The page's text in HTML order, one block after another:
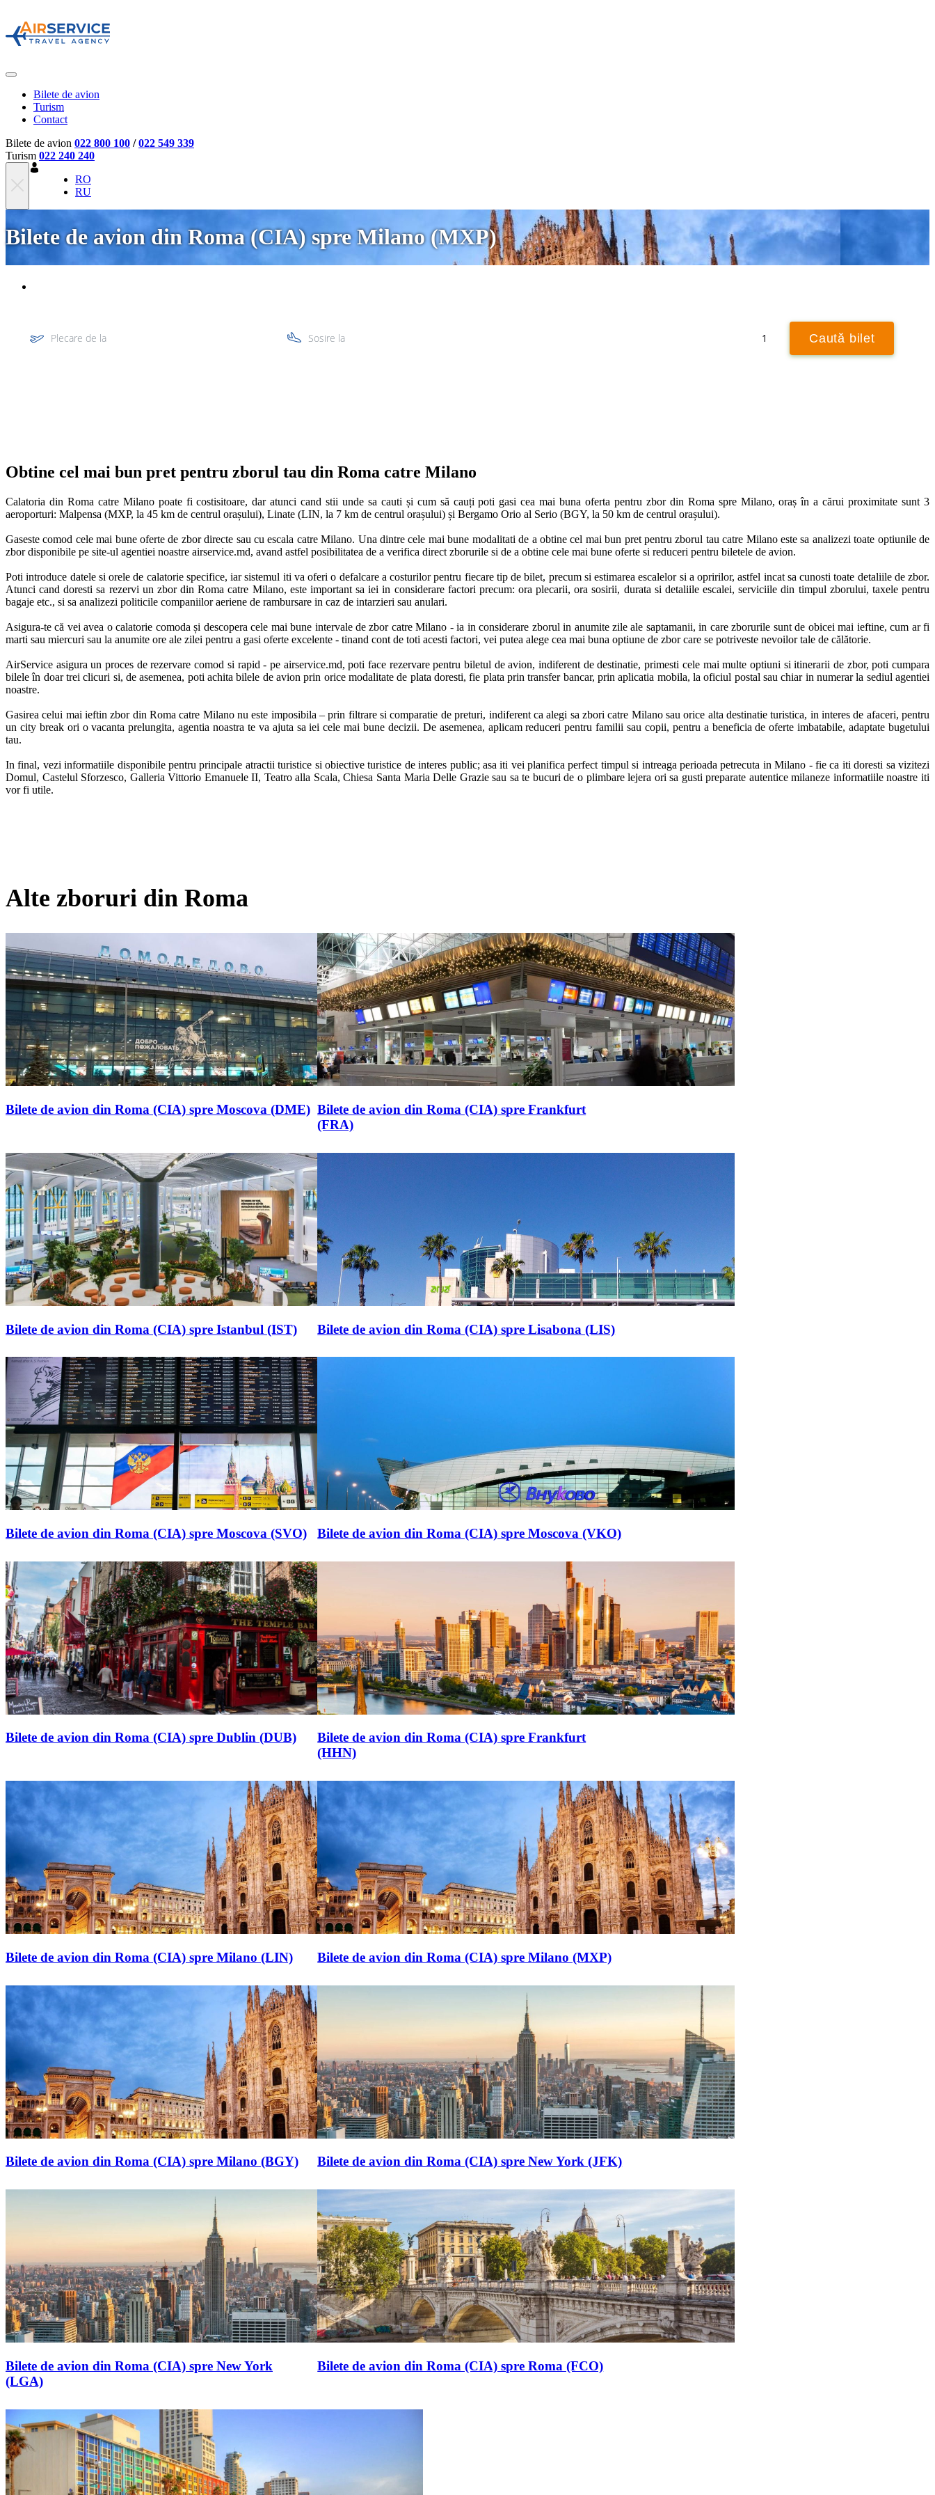
Bilete de avion
Turism
Contact
Bilete de avion 022 800 100 /022 549 339
Turism 022 240 240
RO
RU
Bilete de avion din Roma (CIA) spre Milano (MXP)
Plecare de la Sosire la 1 Caută bilet
Obtine cel mai bun pret pentru zborul tau din Roma catre Milano
Calatoria din Roma catre Milano poate fi costisitoare, dar atunci cand stii unde sa cauti și cum să cauți poti gasi cea mai buna oferta pentru zbor din Roma spre Milano, oraș în a cărui proximitate sunt 3
aeroporturi: Malpensa (MXP, la 45 km de centrul orașului), Linate (LIN, la 7 km de centrul orașului) și Bergamo Orio al Serio (BGY, la 50 km de centrul orașului).
Gaseste comod cele mai bune oferte de zbor directe sau cu escala catre Milano. Una dintre cele mai bune modalitati de a obtine cel mai bun pret pentru zborul tau catre Milano este sa analizezi toate optiunile de
zbor disponibile pe site-ul agentiei noastre airservice.md, avand astfel posibilitatea de a verifica direct zborurile si de a obtine cele mai bune oferte si reduceri pentru biletele de avion.
Poti introduce datele si orele de calatorie specifice, iar sistemul iti va oferi o defalcare a costurilor pentru fiecare tip de bilet, precum si estimarea escalelor si a opririlor, astfel incat sa cunosti toate detaliile de zbor.
Atunci cand doresti sa rezervi un zbor din Roma catre Milano, este important sa iei in considerare factori precum: ora plecarii, ora sosirii, durata si detaliile escalei, serviciile din timpul zborului, taxele pentru
bagaje etc., si sa analizezi politicile companiilor aeriene de rambursare in caz de intarzieri sau anulari.
Asigura-te că vei avea o calatorie comoda și descopera cele mai bune intervale de zbor catre Milano - ia in considerare zborul in anumite zile ale saptamanii, in care zborurile sunt de obicei mai ieftine, cum ar fi
marti sau miercuri sau la anumite ore ale zilei pentru a gasi oferte excelente - tinand cont de toti acesti factori, vei putea alege cea mai buna optiune de zbor care se potriveste nevoilor tale de călătorie.
AirService asigura un proces de rezervare comod si rapid - pe airservice.md, poti face rezervare pentru biletul de avion, indiferent de destinatie, primesti cele mai multe optiuni si itinerarii de zbor, poti cumpara
bilele în doar trei clicuri si, de asemenea, poti achita bilele de avion prin orice modalitate de plata doresti, fie plata prin transfer bancar, prin aplicatia mobila, la oficiul postal sau chiar in numerar la sediul agentiei
noastre.
Gasirea celui mai ieftin zbor din Roma catre Milano nu este imposibila – prin filtrare si comparatie de preturi, indiferent ca alegi sa zbori catre Milano sau orice alta destinatie turistica, in interes de afaceri, pentru
un city break ori o vacanta prelungita, agentia noastra te va ajuta sa iei cele mai bune decizii. De asemenea, aplicam reduceri pentru familii sau copii, pentru a beneficia de oferte imbatabile, adaptate bugetului
tau.
In final, vezi informatiile disponibile pentru principale atractii turistice si obiective turistice de interes public; asa iti vei planifica perfect timpul si intreaga perioada petrecuta in Milano - fie ca iti doresti sa vizitezi
Domul, Castelul Sforzesco, Galleria Vittorio Emanuele II, Teatro alla Scala, Chiesa Santa Maria Delle Grazie sau sa te bucuri de o plimbare lejera ori sa gusti preparate autentice milaneze informatiile noastre iti
vor fi utile.
Alte zboruri din Roma
Bilete de avion din Roma (CIA) spre Moscova (DME) Bilete de avion din Roma (CIA) spre Frankfurt
(FRA)
Bilete de avion din Roma (CIA) spre Istanbul (IST) Bilete de avion din Roma (CIA) spre Lisabona (LIS)
Bilete de avion din Roma (CIA) spre Moscova (SVO) Bilete de avion din Roma (CIA) spre Moscova (VKO)
Bilete de avion din Roma (CIA) spre Dublin (DUB)
Bilete de avion din Roma (CIA) spre Frankfurt
(HHN)
Bilete de avion din Roma (CIA) spre Milano (LIN) Bilete de avion din Roma (CIA) spre Milano (MXP)
Bilete de avion din Roma (CIA) spre Milano (BGY) Bilete de avion din Roma (CIA) spre New York (JFK)
Bilete de avion din Roma (CIA) spre New York
(LGA)
Bilete de avion din Roma (CIA) spre Roma (FCO)